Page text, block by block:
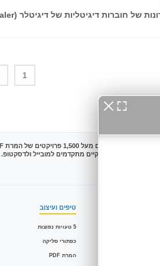
1
טיפים ועיצוב
5 טעויות נפוצות
כפתורי סליקה
המרת PDF